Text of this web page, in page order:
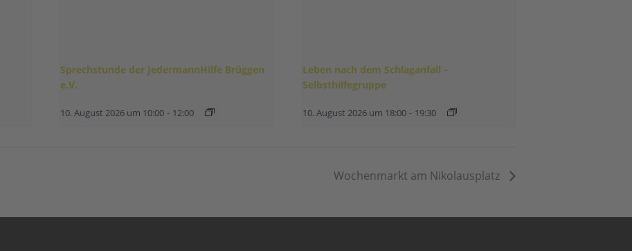
Sprechstunde der JedermannHilfe Brüggen
e.V.
10. August 2026 um 10:00 - 12:00
Leben nach dem Schlaganfall –
Selbsthilfegruppe
10. August 2026 um 18:00 - 19:30
Wochenmarkt am Nikolausplatz